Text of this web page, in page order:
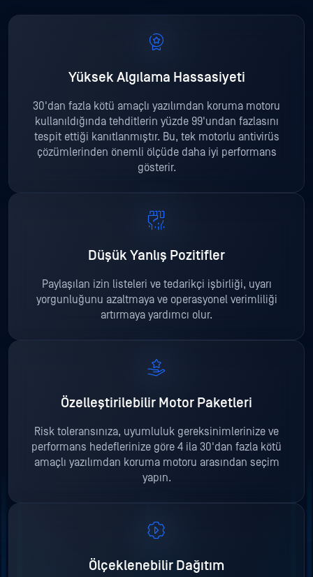
Yüksek Algılama Hassasiyeti
30'dan fazla kötü amaçlı yazılımdan koruma motoru
kullanıldığında tehditlerin yüzde 99'undan fazlasını
tespit ettiği kanıtlanmıştır. Bu, tek motorlu antivirüs
çözümlerinden önemli ölçüde daha iyi performans
gösterir.
Düşük Yanlış Pozitifler
Paylaşılan izin listeleri ve tedarikçi işbirliği, uyarı
yorgunluğunu azaltmaya ve operasyonel verimliliği
artırmaya yardımcı olur.
Özelleştirilebilir Motor Paketleri
Risk toleransınıza, uyumluluk gereksinimlerinize ve
performans hedeflerinize göre 4 ila 30'dan fazla kötü
amaçlı yazılımdan koruma motoru arasından seçim
yapın.
Ölçeklenebilir Dağıtım